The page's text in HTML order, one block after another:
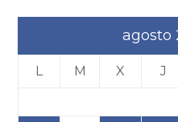
agosto
L M X J